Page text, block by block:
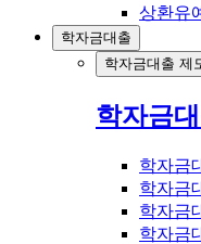
상환유
학자금대출
학자금대출 제
학자금
학자금
학자금
학자금
학자금